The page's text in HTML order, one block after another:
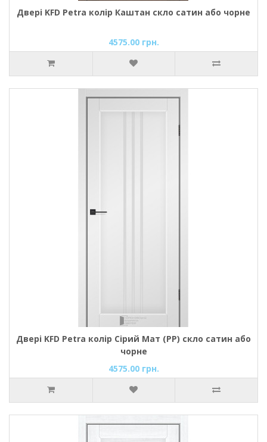
Двері KFD Petra колір Каштан скло сатин або чорне
4575.00 грн.
Двері KFD Petra колір Сірий Мат (PP) скло сатин або
чорне
4575.00 грн.